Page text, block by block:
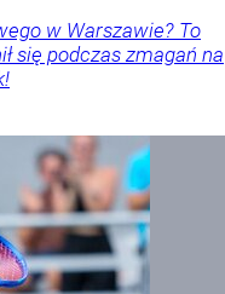
w Warszawie? To
się podczas zmagań na